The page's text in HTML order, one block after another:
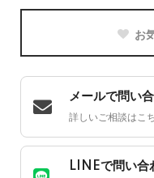
お
メールで問い
詳しいご相談はこ
LINEで問い合